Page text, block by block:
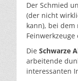
Der Schmied
(der nicht
kann), bei
Die Schwarze
arbeitende
interessanten